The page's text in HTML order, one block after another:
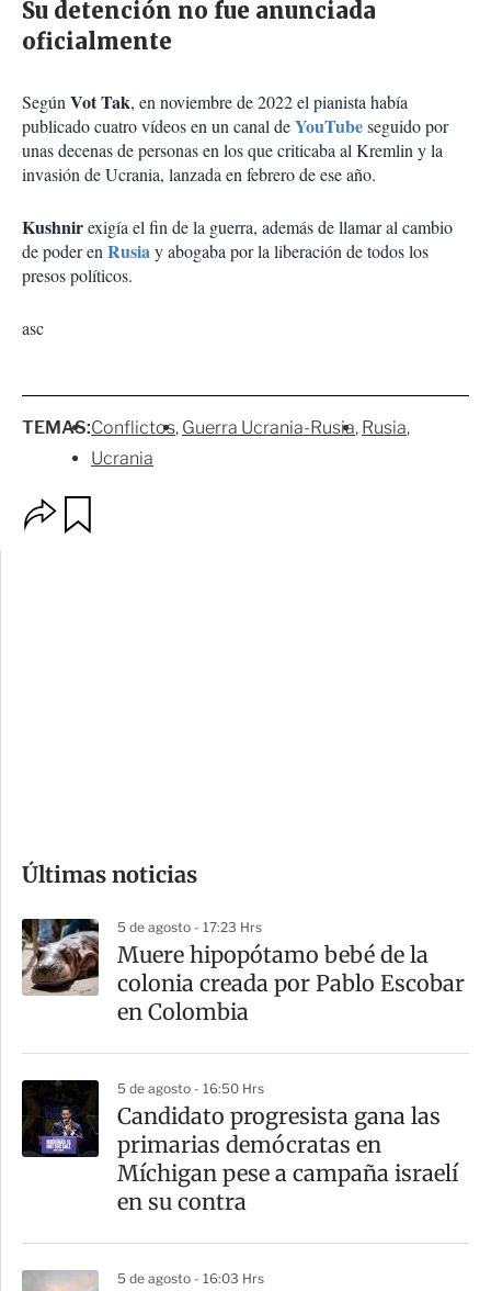
Su detención no fue anunciada
oficialmente
SegúnVot Tak, en noviembre de 2022 el pianista había
publicado cuatro vídeos en un canal deYouTubeseguido por
unas decenas de personas en los que criticaba al Kremlin y la
invasión de Ucrania, lanzada en febrero de ese año.
Kushnirexigía el fin de la guerra, además de llamar al cambio
de poder enRusiay abogaba por la liberación de todos los
presos políticos.
asc
TEMAS:Conflictos Guerra Ucrania-Rusia Rusia
Ucrania
m
a
r
t
Últimas noticias
5 de agosto - 17:23 Hrs
Muere hipopótamo bebé de la
colonia creada por Pablo Escobar
en Colombia
5 de agosto - 16:50 Hrs
Candidato progresista gana las
primarias demócratas en
Míchigan pese a campaña israelí
en su contra
5 de agosto - 16:03 Hrs